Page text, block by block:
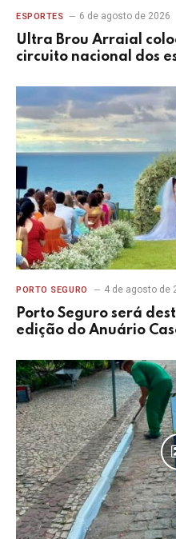
ESPORTES 6 de agosto de 2026
Ultra Brou Arraial
circuito nacional dos
PORTO SEGURO 4 de agosto de
Porto Seguro será
edição do Anuário